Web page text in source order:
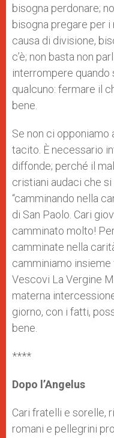
bisogna perdonare;
bisogna pregare per
causa di divisione,
c’è; non basta non
interrompere quando
qualcuno: fermare il
bene.
Se non ci opponiamo
tacito. È necessario
diffonde; perché il
cristiani audaci che
“camminando nella
di San Paolo. Cari
camminato molto!
camminate nella
camminiamo
Vescovi La Vergine
materna
giorno, con i fatti,
bene.
****
Dopo l’Angelus
Cari fratelli e sorelle,
romani e pellegrini